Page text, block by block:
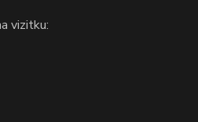
vizitku: